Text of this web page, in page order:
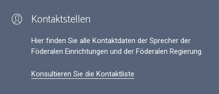
Kontaktstellen
Hier finden Sie alle Kontaktdaten der Sprecher der
Föderalen Einrichtungen und der Föderalen Regierung.
Konsultieren Sie die Kontaktliste